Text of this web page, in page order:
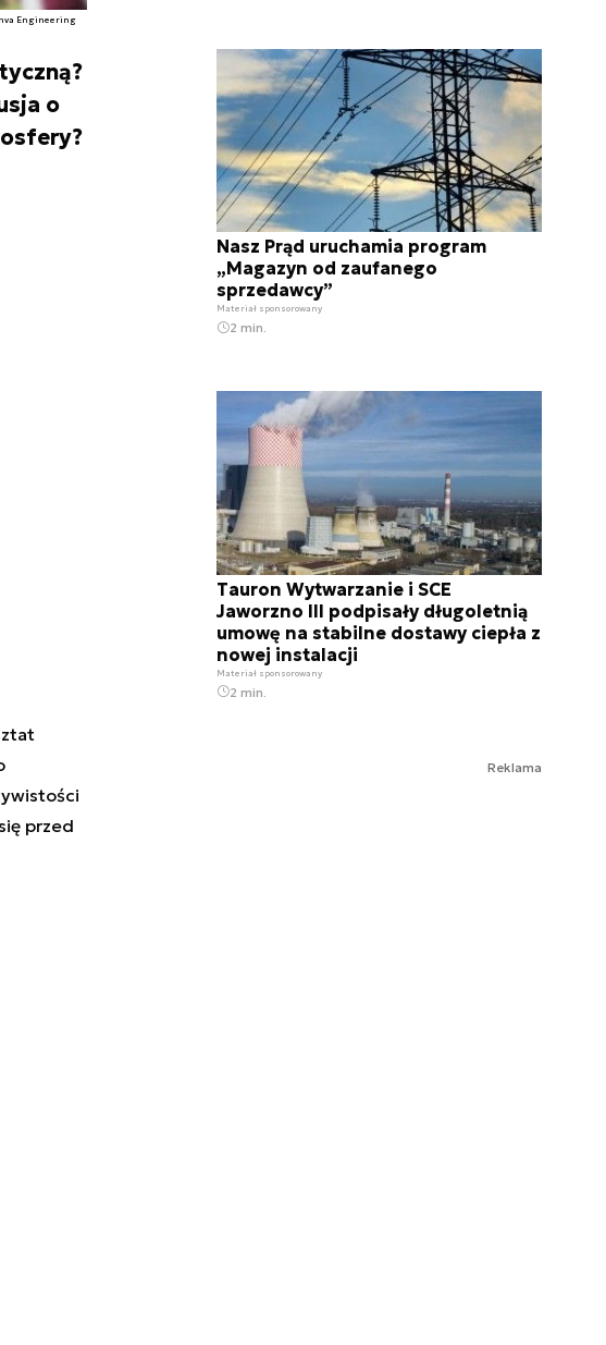
Engineering
o
przed
Nasz Prąd uruchamia program
„Magazyn od zaufanego
sprzedawcy”
Materiał sponsorowany
2 min.
Tauron Wytwarzanie i SCE
Jaworzno III podpisały długoletnią
umowę na stabilne dostawy ciepła z
nowej instalacji
Materiał sponsorowany
2 min.
Reklama